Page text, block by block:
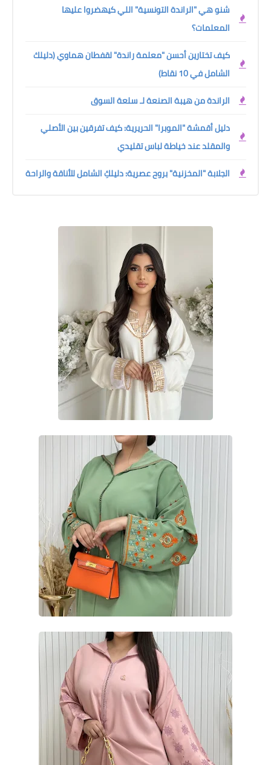
شنو هي "الراندة التونسية" اللي كيهضروا عليها
المعلمات؟
كيف تختارين أحسن "معلمة راندة" لقفطان هماوي (دليلك
الشامل في 10 نقاط)
الراندة من هيبة الصنعة لـ سلعة السوق
دليل أقمشة "الموبرا" الحريرية: كيف تفرقين بين الأصلي
والمقلد عند خياطة لباس تقليدي
الجلابة "المخزنية" بروح عصرية: دليلكِ الشامل للأناقة والراحة